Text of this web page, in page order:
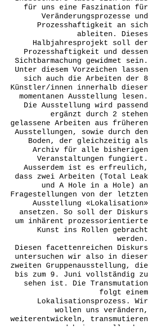
für uns eine Faszination für
Veränderungsprozesse und
Prozesshaftigkeit an sich
ableiten. Dieses
Halbjahresprojekt soll der
Prozesshaftigkeit und dessen
Sichtbarmachung gewidmet sein.
Unter diesem Vorzeichen lassen
sich auch die Arbeiten der 8
Künstler/innen innerhalb dieser
momentanen Ausstellung lesen.
Die Ausstellung wird passend
ergänzt durch 2 stehen
gelassene Arbeiten aus früheren
Ausstellungen, sowie durch den
Boden, der gleichzeitig als
Archiv für alle bisherigen
Veranstaltungen fungiert.
Ausserdem ist es erfreulich,
dass zwei Arbeiten (Total Leak
und A Hole in a Hole) an
Fragestellungen von der letzten
Ausstellung «Lokalisation»
ansetzen. So soll der Diskurs
um inhärent prozessorientierte
Kunst ins Rollen gebracht
werden.
Diesen facettenreichen Diskurs
untersuchen wir also in dieser
zweiten Gruppenausstellung, die
bis zum 9. Juni vollständig zu
sehen ist. Die Transmutation
folgt einem
Lokalisationsprozess. Wir
wollen uns verändern,
weiterentwickeln, transmutieren
und heissen alle dazu